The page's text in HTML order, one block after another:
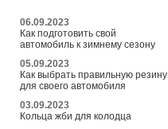
06.09.2023
Как подготовить свой
автомобиль к зимнему сезону
05.09.2023
Как выбрать правильную резину
для своего автомобиля
03.09.2023
Кольца жби для колодца